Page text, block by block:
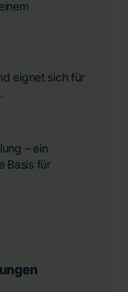
eignet sich für
– ein
Basis für